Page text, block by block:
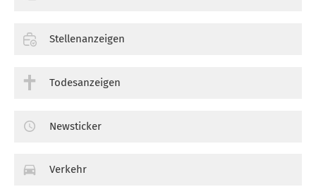
Stellenanzeigen
Todesanzeigen
Newsticker
Verkehr